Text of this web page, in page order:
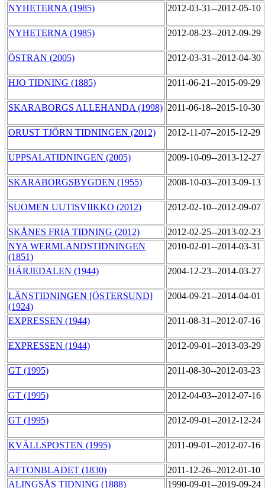
NYHETERNA (1985) 2012-03-31--2012-05-10
NYHETERNA (1985) 2012-08-23--2012-09-29
ÖSTRAN (2005) 2012-03-31--2012-04-30
HJO TIDNING (1885) 2011-06-21--2015-09-29
SKARABORGS ALLEHANDA (1998) 2011-06-18--2015-10-30
ORUST TJÖRN TIDNINGEN (2012) 2012-11-07--2015-12-29
UPPSALATIDNINGEN (2005) 2009-10-09--2013-12-27
SKARABORGSBYGDEN (1955) 2008-10-03--2013-09-13
SUOMEN UUTISVIIKKO (2012) 2012-02-10--2012-09-07
SKÅNES FRIA TIDNING (2012)
2012-02-25--2013-02-23
NYA WERMLANDSTIDNINGEN
(1851)
2010-02-01--2014-03-31
HÄRJEDALEN (1944) 2004-12-23--2014-03-27
LÄNSTIDNINGEN [ÖSTERSUND]
(1924)
2004-09-21--2014-04-01
EXPRESSEN (1944) 2011-08-31--2012-07-16
EXPRESSEN (1944) 2012-09-01--2013-03-29
GT (1995) 2011-08-30--2012-03-23
GT (1995) 2012-04-03--2012-07-16
GT (1995) 2012-09-01--2012-12-24
KVÄLLSPOSTEN (1995) 2011-09-01--2012-07-16
AFTONBLADET (1830)
2011-12-26--2012-01-10
ALINGSÅS TIDNING (1888)
1990-09-01--2019-09-24